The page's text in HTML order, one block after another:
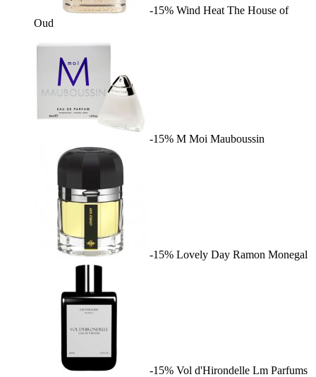
-15% Wind Heat The House of
Oud
-15% M Moi Mauboussin
-15% Lovely Day Ramon Monegal
-15% Vol d'Hirondelle Lm Parfums